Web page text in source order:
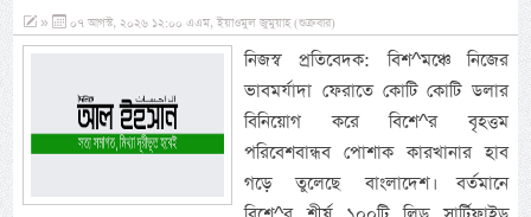
» ০৭ আগস্ট, ২০২৬ ১২:০০ এএম, ইয়াওমুল জুমুয়াহ (শুক্রবার)
নিজস্ব প্রতিবেদক: বিশ^মঞ্চে নিজের
ভাবমর্যাদা ফেরাতে কোটি কোটি ডলার
বিনিয়োগ করে বিশে^র বৃহত্তম
পরিবেশবান্ধব পোশাক কারখানার হাব
গড়ে তুলেছে বাংলাদেশ। বর্তমানে